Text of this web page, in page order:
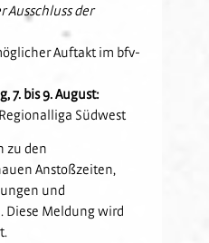
Ausschluss der
Auftakt im bfv-
7. bis 9. August:
Südwest
zu den
Anstoßzeiten,
und
Diese Meldung wird